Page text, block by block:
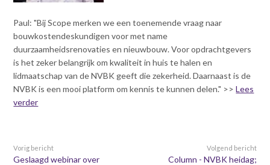
Paul: "Bij Scope merken we een toenemende vraag naar
bouwkostendeskundigen voor met name
duurzaamheidsrenovaties en nieuwbouw. Voor opdrachtgevers
is het zeker belangrijk om kwaliteit in huis te halen en
lidmaatschap van de NVBK geeft die zekerheid. Daarnaast is de
NVBK is een mooi platform om kennis te kunnen delen." >>Lees
verder
Vorig bericht
Geslaagd webinar over
Volgend bericht
Column - NVBK heidag;